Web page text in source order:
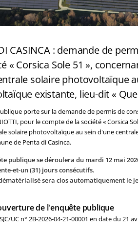
CASINCA : demande de
« Corsica Sole 51 »,
solaire photovoltaïque
existante, lieu-dit «
porte sur la demande de permis de
pour le compte de la société « Corsica
solaire photovoltaïque au sein d'une
de Penta di Casinca.
publique se déroulera du mardi 12 mai
et-un (31) jours consécutifs.
sera clos automatiquement le
de l'enquête publique
UC n° 2B-2026-04-21-00001 en date du 21